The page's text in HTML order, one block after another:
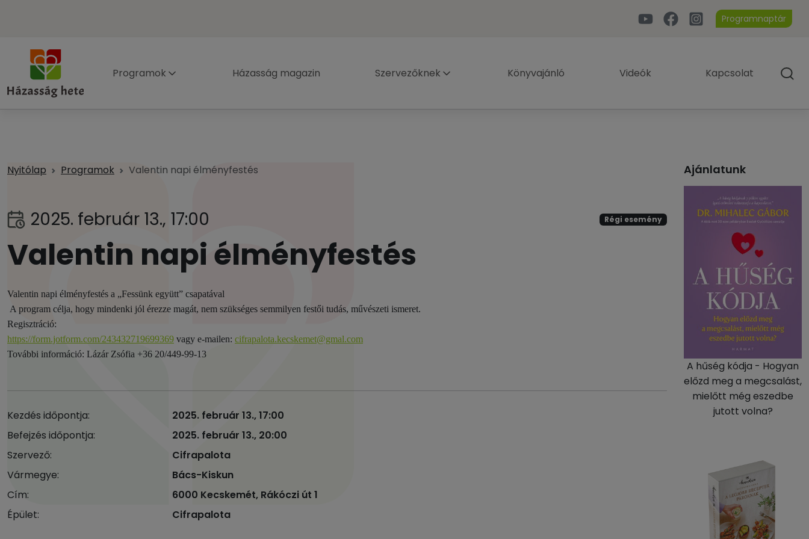
Programnaptár
Programok Házasság magazin Szervezőknek Könyvajánló Videók Kapcsolat
Nyitólap Programok Valentin napi élményfestés
2025. február 13., 17:00 Régi esemény
Valentin napi élményfestés
Valentin napi élményfestés a „Fessünk együtt” csapatával
A program célja, hogy mindenki jól érezze magát, nem szükséges semmilyen festői tudás, művészeti ismeret.
Regisztráció:
https://form.jotform.com/243432719699369 vagy e-mailen: cifrapalota.kecskemet@gmal.com
További információ: Lázár Zsófia +36 20/449-99-13
Kezdés időpontja:
2025. február 13., 17:00
Befejzés időpontja:
2025. február 13., 20:00
Szervező:
Cifrapalota
Vármegye:
Bács-Kiskun
Cím:
6000 Kecskemét, Rákóczi út 1
Épület:
Cifrapalota
Ajánlatunk
A hűség kódja - Hogyan
előzd meg a megcsalást,
mielőtt még eszedbe
jutott volna?